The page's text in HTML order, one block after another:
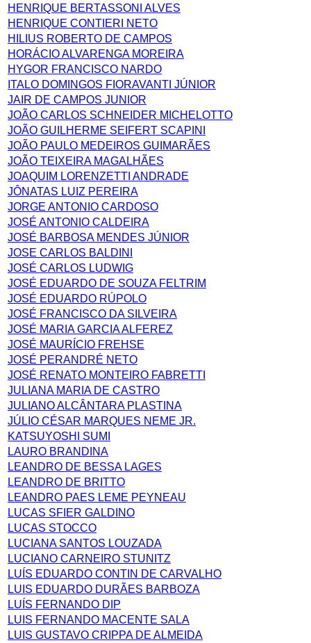
HENRIQUE BERTASSONI ALVES
HENRIQUE CONTIERI NETO
HILIUS ROBERTO DE CAMPOS
HORÁCIO ALVARENGA MOREIRA
HYGOR FRANCISCO NARDO
ITALO DOMINGOS FIORAVANTI JÚNIOR
JAIR DE CAMPOS JUNIOR
JOÃO CARLOS SCHNEIDER MICHELOTTO
JOÃO GUILHERME SEIFERT SCAPINI
JOÃO PAULO MEDEIROS GUIMARÃES
JOÃO TEIXEIRA MAGALHÃES
JOAQUIM LORENZETTI ANDRADE
JÔNATAS LUIZ PEREIRA
JORGE ANTONIO CARDOSO
JOSÉ ANTONIO CALDEIRA
JOSÉ BARBOSA MENDES JÚNIOR
JOSE CARLOS BALDINI
JOSÉ CARLOS LUDWIG
JOSÉ EDUARDO DE SOUZA FELTRIM
JOSÉ EDUARDO RÚPOLO
JOSÉ FRANCISCO DA SILVEIRA
JOSÉ MARIA GARCIA ALFEREZ
JOSÉ MAURÍCIO FREHSE
JOSÉ PERANDRÉ NETO
JOSÉ RENATO MONTEIRO FABRETTI
JULIANA MARIA DE CASTRO
JULIANO ALCÂNTARA PLASTINA
JÚLIO CÉSAR MARQUES NEME JR.
KATSUYOSHI SUMI
LAURO BRANDINA
LEANDRO DE BESSA LAGES
LEANDRO DE BRITTO
LEANDRO PAES LEME PEYNEAU
LUCAS SFIER GALDINO
LUCAS STOCCO
LUCIANA SANTOS LOUZADA
LUCIANO CARNEIRO STUNITZ
LUÍS EDUARDO CONTIN DE CARVALHO
LUIS EDUARDO DURÃES BARBOZA
LUÍS FERNANDO DIP
LUIS FERNANDO MACENTE SALA
LUIS GUSTAVO CRIPPA DE ALMEIDA